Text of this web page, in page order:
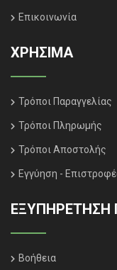
Επικοινωνία
ΧΡΗΣΙΜΑ
Τρόποι Παραγγελίας
Τρόποι Πληρωμής
Τρόποι Αποστολής
Εγγύηση -
ΕΞΥΠΗΡΈΤΗΣΗ
Βοήθεια